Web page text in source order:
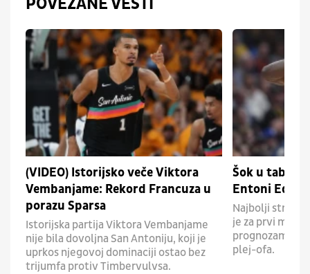
POVEZANE VESTI
(VIDEO) Istorijsko veče Viktora
Vembanjame: Rekord Francuza u
porazu Sparsa
Istorijska partija Viktora Vembanjame
nije bila dovoljna San Antoniju, koji je
uprkos njegovoj dominaciji ostao bez
trijumfa protiv Timbervulvsa.
Šok u
Entoni
Najbolji strelac
je za prvi meč
prognozama
plej-ofa.